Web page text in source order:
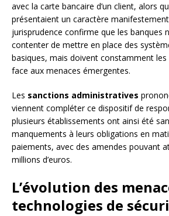
avec la carte bancaire d’un client, alors
présentaient un caractère
jurisprudence confirme que les banques
contenter de mettre en place des
basiques, mais doivent constamment
face aux menaces émergentes.
Les sanctions administratives
viennent compléter ce dispositif de
plusieurs établissements ont ainsi été
manquements à leurs obligations en
paiements, avec des amendes pouvant
millions d’euros.
L’évolution des
technologies de